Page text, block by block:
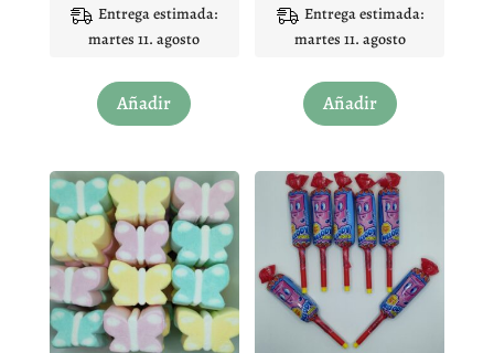
Entrega estimada:
martes 11. agosto
Añadir
Entrega estimada:
martes 11. agosto
Añadir